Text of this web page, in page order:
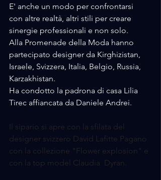
E' anche un modo per confrontarsi
con altre realtà, altri stili per creare
sinergie professionali e non solo.
Alla Promenade della Moda hanno
partecipato designer da Kirghizistan,
Israele, Svizzera, Italia, Belgio, Russia,
Karzakhistan.
Ha condotto la padrona di casa Lilia
Tirec affiancata da Daniele Andrei.
Il sipario si apre con la sfilata del
designer svizzero David Lafitte Pagano
con la collezione "Flower explosion" e
con la top model Claudia  Dyran.